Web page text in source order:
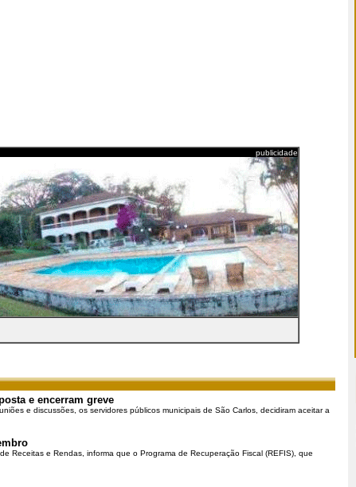
publicidade
e encerram greve
e discussões, os servidores públicos municipais de São Carlos, decidiram aceitar a
Receitas e Rendas, informa que o Programa de Recuperação Fiscal (REFIS), que